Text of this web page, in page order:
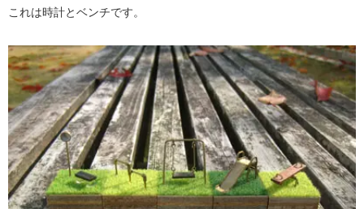
これは時計とベンチです。